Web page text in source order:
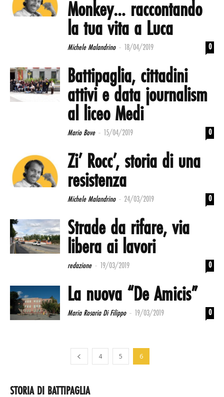
Monkey… raccontando
la tua vita a Luca
Michele Malandrino - 18/04/2019 0
Battipaglia, cittadini
attivi e data journalism
al liceo Medi
Mario Bove - 15/04/2019 0
Zi’ Rocc’, storia di una
resistenza
Michele Malandrino - 24/03/2019 0
Strade da rifare, via
libera ai lavori
redazione - 19/03/2019 0
La nuova “De Amicis”
Maria Rosaria Di Filippo - 19/03/2019 0
4 5 6
STORIA DI BATTIPAGLIA